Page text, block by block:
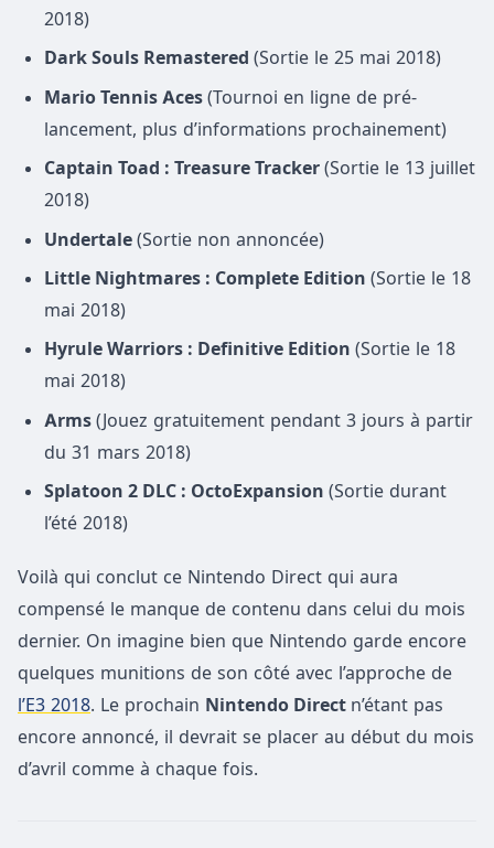
2018)
Dark Souls Remastered (Sortie le 25 mai 2018)
Mario Tennis Aces (Tournoi en ligne de pré-
lancement, plus d’informations prochainement)
Captain Toad : Treasure Tracker (Sortie le 13 juillet
2018)
Undertale (Sortie non annoncée)
Little Nightmares : Complete Edition (Sortie le 18
mai 2018)
Hyrule Warriors : Definitive Edition (Sortie le 18
mai 2018)
Arms (Jouez gratuitement pendant 3 jours à partir
du 31 mars 2018)
Splatoon 2 DLC : OctoExpansion (Sortie durant
l’été 2018)
Voilà qui conclut ce Nintendo Direct qui aura
compensé le manque de contenu dans celui du mois
dernier. On imagine bien que Nintendo garde encore
quelques munitions de son côté avec l’approche de
l’E3 2018. Le prochain Nintendo Direct n’étant pas
encore annoncé, il devrait se placer au début du mois
d’avril comme à chaque fois.